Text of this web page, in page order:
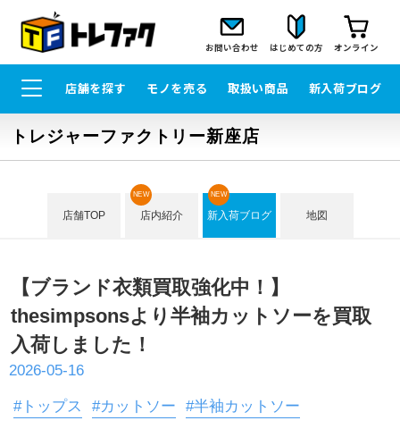
お問い合わせ はじめての方 オンライン
店舗を探す モノを売る 取扱い商品 新入荷ブログ
トレジャーファクトリー新座店
店舗TOP 店内紹介
NEW
新入荷ブログ
NEW
地図
【ブランド衣類買取強化中！】
thesimpsonsより半袖カットソーを買取
入荷しました！
2026-05-16
#トップス #カットソー
#半袖カットソー